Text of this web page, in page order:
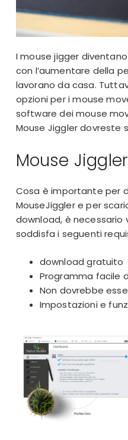
I mouse jigger
con l’aumentare della
lavorano da casa.
opzioni per i mouse
software dei mouse
Mouse Jiggler dovreste
Mouse
Cosa è importante per
MouseJiggler e per
download, è necessario
soddisfa i seguenti
download gratuito
Programma facile
Non dovrebbe
Impostazioni e